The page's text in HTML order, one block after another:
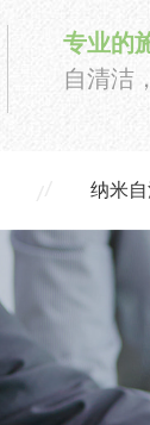
专业的
自清洁
纳米